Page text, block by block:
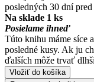
posledných 30 dní
Na sklade 1 ks
Posielame ihneď
Túto knihu máme síce
posledné kusy. Ak ju
ďalších môže trvať
Vložiť do košíka